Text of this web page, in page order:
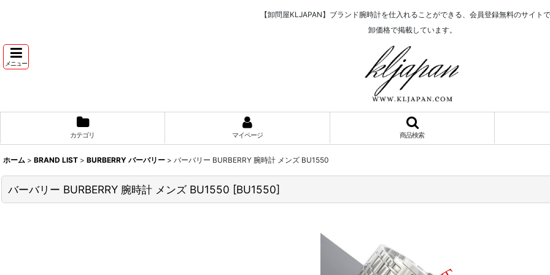
【卸問屋KLJAPAN】ブランド腕時計を仕入れることができる、会員登録無料のサイトで
卸価格で掲載しています。
メニュー
カテゴリ マイページ 商品検索
ホーム > BRAND LIST > BURBERRY バーバリー > バーバリー BURBERRY 腕時計 メンズ BU1550
バーバリー BURBERRY 腕時計 メンズ BU1550 [BU1550]